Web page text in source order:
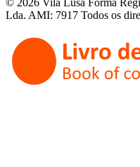
Lda. AMI: 7917 Todos os